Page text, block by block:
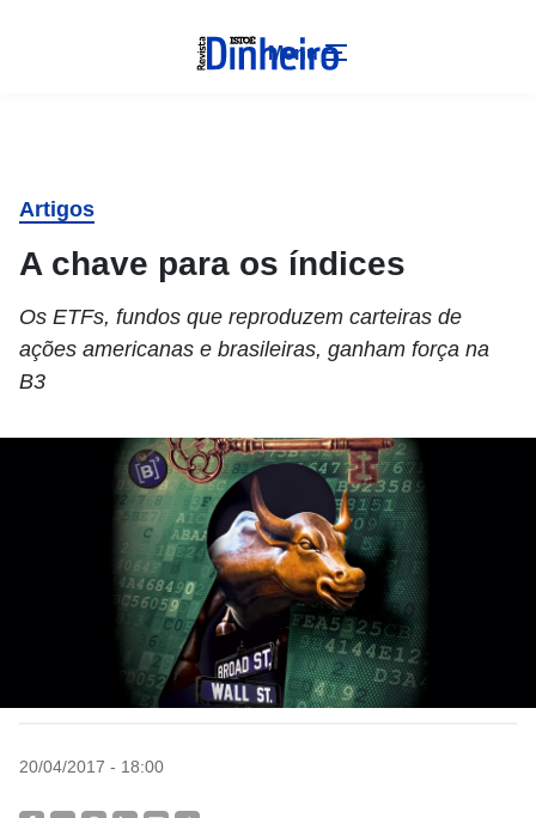
Menu
Artigos
A chave para os índices
Os ETFs, fundos que reproduzem carteiras de
ações americanas e brasileiras, ganham força na
B3
20/04/2017 - 18:00